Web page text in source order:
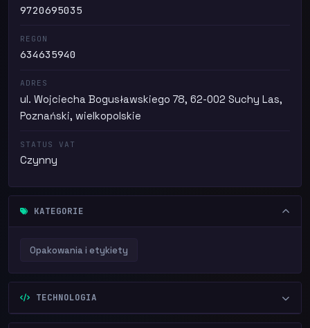
9720695035
REGON
634635940
ADRES
ul. Wojciecha Bogusławskiego 78, 62-002 Suchy Las,
Poznański, wielkopolskie
STATUS VAT
Czynny
KATEGORIE
Opakowania i etykiety
TECHNOLOGIA